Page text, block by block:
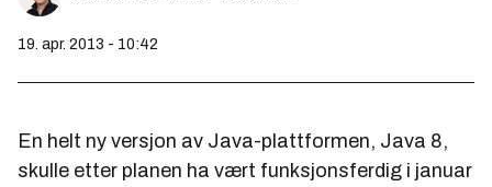
19. apr. 2013 - 10:42
En helt ny versjon av Java-plattformen, Java 8,
skulle etter planen ha vært funksjonsferdig i januar